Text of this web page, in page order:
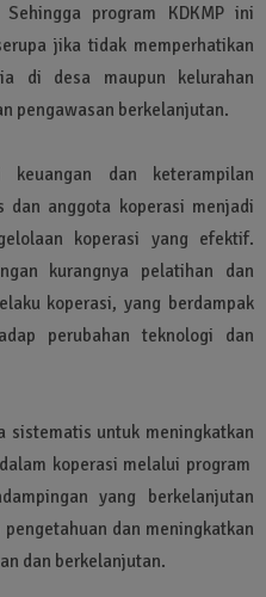
program KDKMP ini
jika tidak memperhatikan
di desa maupun kelurahan
pengawasan berkelanjutan.
dan keterampilan
dan anggota koperasi menjadi
koperasi yang efektif.
kurangnya pelatihan dan
koperasi, yang berdampak
perubahan teknologi dan
sistematis untuk meningkatkan
koperasi melalui program
yang berkelanjutan
dan meningkatkan
dan berkelanjutan.